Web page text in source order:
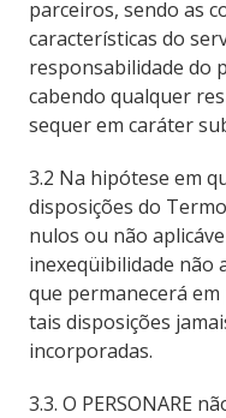
parceiros, sendo as
características do
responsabilidade do
cabendo qualquer
sequer em caráter
3.2 Na hipótese em
disposições do
nulos ou não
inexeqüibilidade não
que permanecerá
tais disposições
incorporadas.
3.3. O PERSONARE